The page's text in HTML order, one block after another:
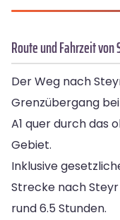
Route und Fahrzeit
Der Weg nach
Grenzübergang
A1 quer durch das
Gebiet.
Inklusive
Strecke nach
rund 6.5 Stunden.